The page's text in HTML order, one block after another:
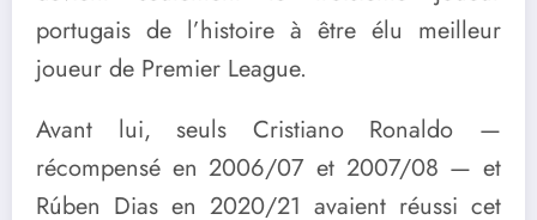
portugais de l’histoire à être élu meilleur
joueur de Premier League.
Avant lui, seuls Cristiano Ronaldo —
récompensé en 2006/07 et 2007/08 — et
Rúben Dias en 2020/21 avaient réussi cet